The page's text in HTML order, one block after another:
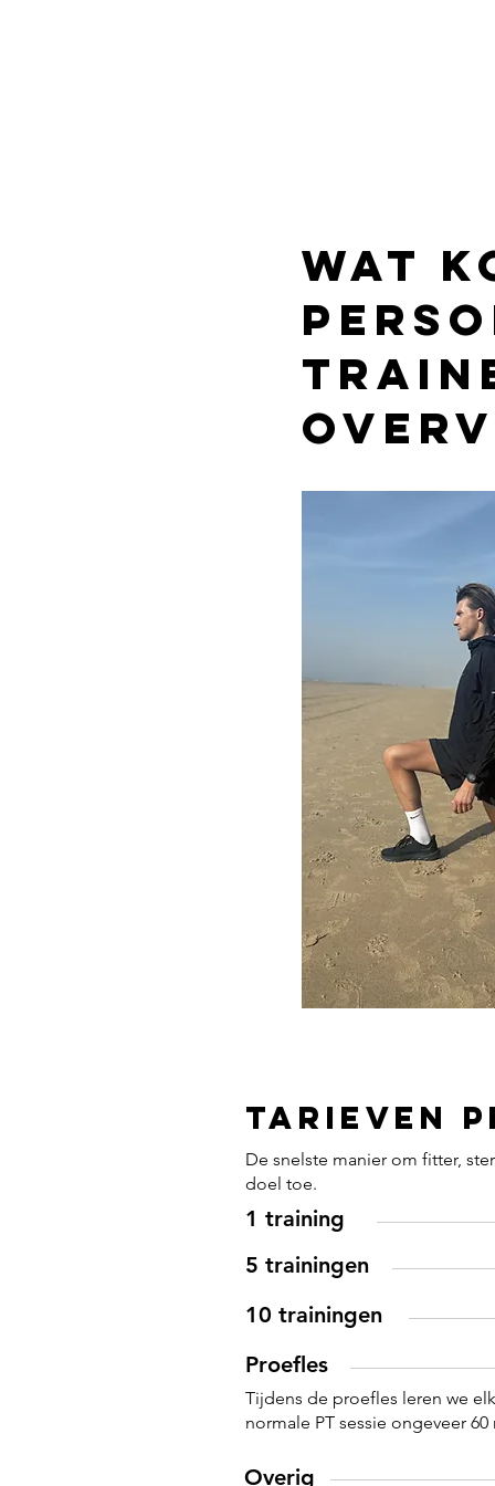
Wat
Tarieven
De snelste manier om fitter,
doel toe.
1 training
5 trainingen
10 trainingen
Proefles
Tijdens de proefles leren we
normale PT sessie ongeveer
Overig